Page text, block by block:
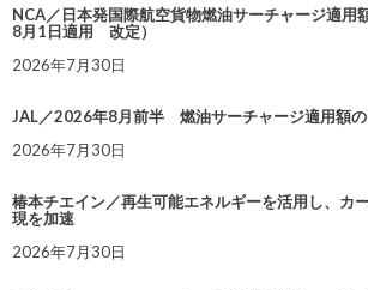
NCA／日本発国際航空貨物燃油サーチャージ適用
8月1日適用 改定）
2026年7月30日
JAL／2026年8月前半 燃油サーチャージ適用額の
2026年7月30日
椿本チエイン／再生可能エネルギーを活用し、カ
現を加速
2026年7月30日